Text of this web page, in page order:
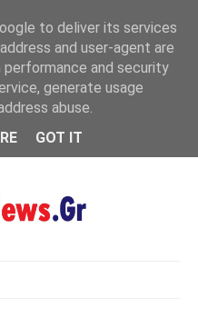
MENU
to deliver its services
and user-agent are
and security
generate usage
abuse.
GOT IT